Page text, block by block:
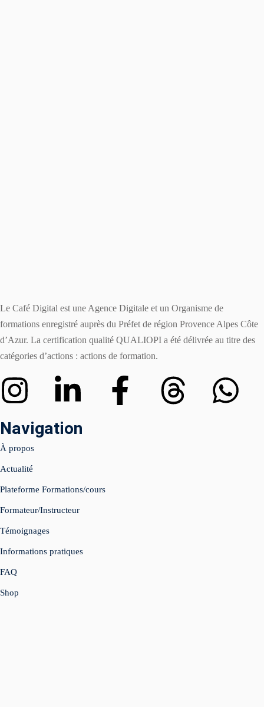
Le Café Digital est une Agence Digitale et un Organisme de
formations enregistré auprès du Préfet de région Provence Alpes Côte
d’Azur. La certification qualité QUALIOPI a été délivrée au titre des
catégories d’actions : actions de formation.
Navigation
À propos
Actualité
Plateforme Formations/cours
Formateur/Instructeur
Témoignages
Informations pratiques
FAQ
Shop